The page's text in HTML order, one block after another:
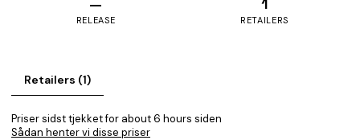
RELEASE RETAILERS
Retailers (1)
Priser sidst tjekket for about 6 hours siden
Sådan henter vi disse priser